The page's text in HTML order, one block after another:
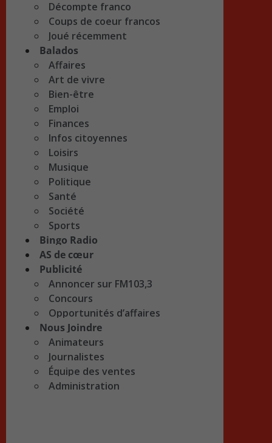
Décompte franco
Coups de coeur francos
Joué récemment
Balados
Affaires
Art de vivre
Bien-être
Emploi
Finances
Infos citoyennes
Loisirs
Musique
Politique
Santé
Société
Sports
Bingo Radio
AS de cœur
Publicité
Annoncer sur FM103,3
Concours
Opportunités d’affaires
Nous Joindre
Animateurs
Journalistes
Équipe des ventes
Administration